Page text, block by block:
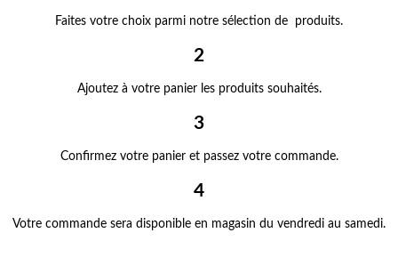
Faites votre choix parmi notre sélection de produits.
2
Ajoutez à votre panier les produits souhaités.
3
Confirmez votre panier et passez votre commande.
4
Votre commande sera disponible en magasin du vendredi au samedi.